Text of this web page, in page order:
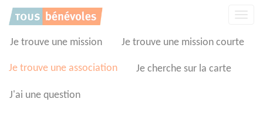
Je trouve une mission Je trouve une mission courte
Je trouve une association Je cherche sur la carte
J'ai une question
Panneau de gestion des cookies